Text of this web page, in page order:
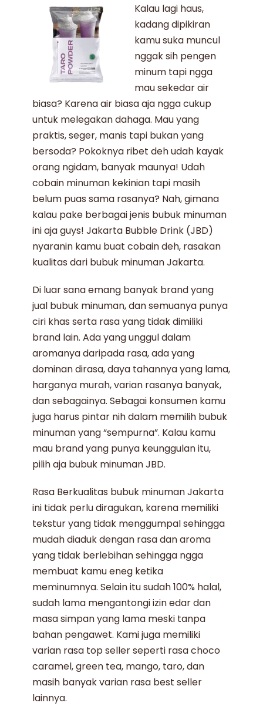
Kalau lagi haus,
kadang dipikiran
kamu suka muncul
nggak sih pengen
minum tapi ngga
mau sekedar air
biasa? Karena air biasa aja ngga cukup
untuk melegakan dahaga. Mau yang
praktis, seger, manis tapi bukan yang
bersoda? Pokoknya ribet deh udah kayak
orang ngidam, banyak maunya! Udah
cobain minuman kekinian tapi masih
belum puas sama rasanya? Nah, gimana
kalau pake berbagai jenis bubuk minuman
ini aja guys! Jakarta Bubble Drink (JBD)
nyaranin kamu buat cobain deh, rasakan
kualitas dari bubuk minuman Jakarta.
Di luar sana emang banyak brand yang
jual bubuk minuman, dan semuanya punya
ciri khas serta rasa yang tidak dimiliki
brand lain. Ada yang unggul dalam
aromanya daripada rasa, ada yang
dominan dirasa, daya tahannya yang lama,
harganya murah, varian rasanya banyak,
dan sebagainya. Sebagai konsumen kamu
juga harus pintar nih dalam memilih bubuk
minumanyang “sempurna”. Kalau kamu
mau brand yang punya keunggulan itu,
pilih aja bubuk minumanJBD.
Rasa Berkualitas bubuk minuman Jakarta
ini tidak perlu diragukan, karena memiliki
tekstur yang tidak menggumpal sehingga
mudah diaduk dengan rasa dan aroma
yang tidak berlebihan sehingga ngga
membuat kamu eneg ketika
meminumnya. Selain itu sudah 100% halal,
sudah lama mengantongi izin edar dan
masa simpan yang lama meski tanpa
bahan pengawet. Kami juga memiliki
varian rasa top seller seperti rasa choco
caramel, green tea, mango, taro, dan
masih banyak varian rasa best seller
lainnya.